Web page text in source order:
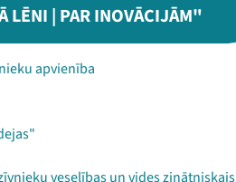
| PAR INOVĀCIJĀM"
apvienība
veselības un vides zinātniskais